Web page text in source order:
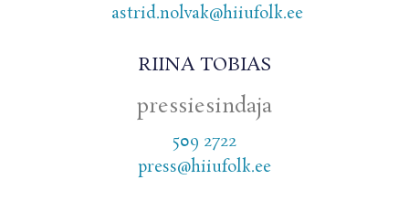
astrid.nolvak@hiiufolk.ee
RIINA TOBIAS
pressiesindaja
509 2722
press@hiiufolk.ee